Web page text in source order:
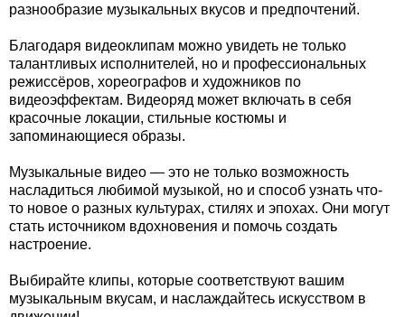
разнообразие музыкальных вкусов и предпочтений.
Благодаря видеоклипам можно увидеть не только
талантливых исполнителей, но и профессиональных
режиссёров, хореографов и художников по
видеоэффектам. Видеоряд может включать в себя
красочные локации, стильные костюмы и
запоминающиеся образы.
Музыкальные видео — это не только возможность
насладиться любимой музыкой, но и способ узнать что-
то новое о разных культурах, стилях и эпохах. Они могут
стать источником вдохновения и помочь создать
настроение.
Выбирайте клипы, которые соответствуют вашим
музыкальным вкусам, и наслаждайтесь искусством в